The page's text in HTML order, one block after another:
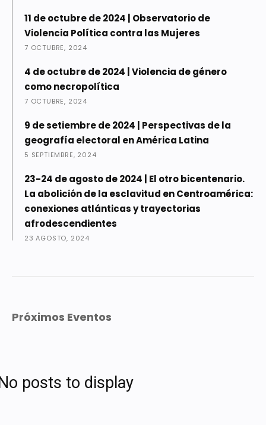
11 de octubre de 2024 | Observatorio de
Violencia Política contra las Mujeres
7 OCTUBRE, 2024
4 de octubre de 2024 | Violencia de género
como necropolítica
7 OCTUBRE, 2024
9 de setiembre de 2024 | Perspectivas de la
geografía electoral en América Latina
5 SEPTIEMBRE, 2024
23-24 de agosto de 2024 | El otro bicentenario.
La abolición de la esclavitud en Centroamérica:
conexiones atlánticas y trayectorias
afrodescendientes
23 AGOSTO, 2024
Próximos Eventos
posts to display